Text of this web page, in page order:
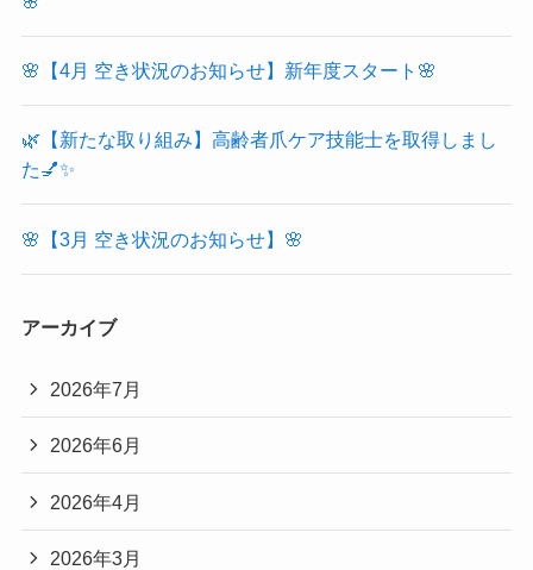
🌸【4月 空き状況のお知らせ】新年度スタート🌸
🌿【新たな取り組み】高齢者爪ケア技能士を取得しまし
た💅✨
🌸【3月 空き状況のお知らせ】🌸
アーカイブ
2026年7月
2026年6月
2026年4月
2026年3月